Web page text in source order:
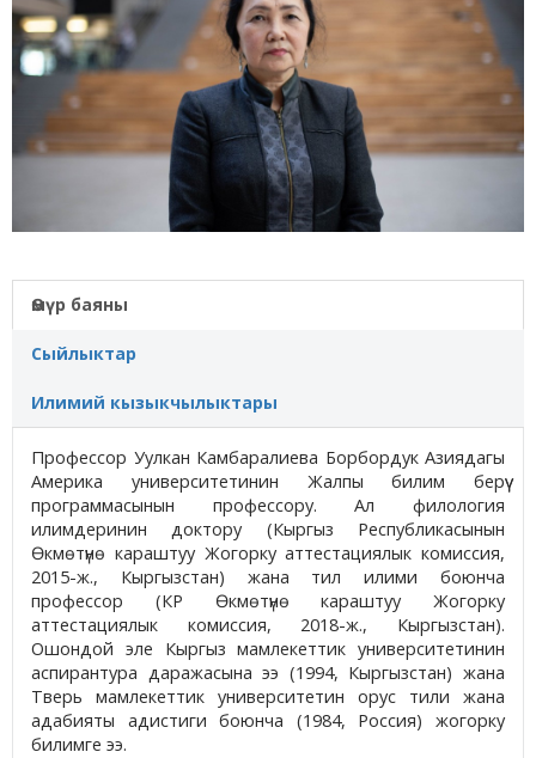
Өмүр баяны
Сыйлыктар
Илимий кызыкчылыктары
Профессор Уулкан Камбаралиева Борбордук Азиядагы
Америка университетинин Жалпы билим берүү
программасынын профессору. Ал филология
илимдеринин доктору (Кыргыз Республикасынын
Өкмөтүнө караштуу Жогорку аттестациялык комиссия,
2015-ж., Кыргызстан) жана тил илими боюнча
профессор (КР Өкмөтүнө караштуу Жогорку
аттестациялык комиссия, 2018-ж., Кыргызстан).
Ошондой эле Кыргыз мамлекеттик университетинин
аспирантура даражасына ээ (1994, Кыргызстан) жана
Тверь мамлекеттик университетин орус тили жана
адабияты адистиги боюнча (1984, Россия) жогорку
билимге ээ.